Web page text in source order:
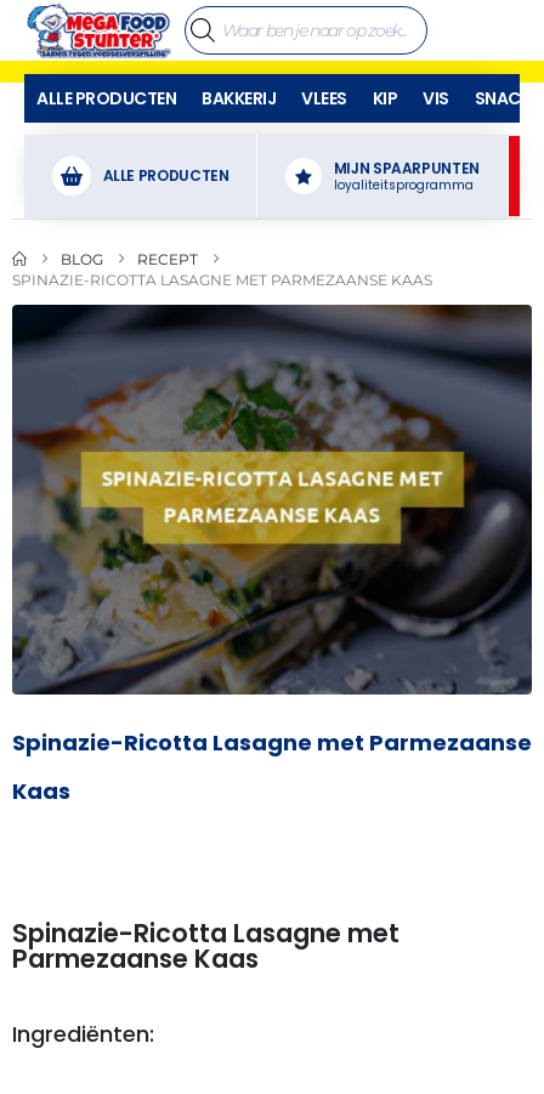
ALLE PRODUCTEN BAKKERIJ VLEES KIP VIS SNACKS
ALLE PRODUCTEN MIJN SPAARPUNTEN
loyaliteitsprogramma
BLOG
RECEPT
SPINAZIE-RICOTTA LASAGNE MET PARMEZAANSE KAAS
Spinazie-Ricotta Lasagne met Parmezaanse
Kaas
Spinazie-Ricotta Lasagne met
Parmezaanse Kaas
Ingrediënten: